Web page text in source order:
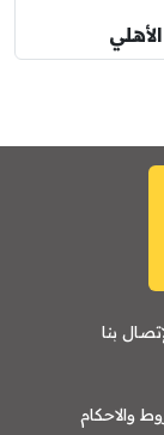
بنا
والاحكام